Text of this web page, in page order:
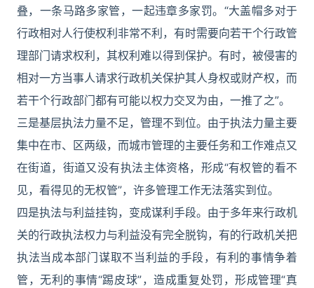
叠，一条马路多家管，一起违章多家罚。“大盖帽多对于
行政相对人行使权利非常不利，有时需要向若干个行政管
理部门请求权利，其权利难以得到保护。有时，被侵害的
相对一方当事人请求行政机关保护其人身权或财产权，而
若干个行政部门都有可能以权力交叉为由，一推了之”。
三是基层执法力量不足，管理不到位。由于执法力量主要
集中在市、区两级，而城市管理的主要任务和工作难点又
在街道，街道又没有执法主体资格，形成“有权管的看不
见，看得见的无权管”，许多管理工作无法落实到位。
四是执法与利益挂钩，变成谋利手段。由于多年来行政机
关的行政执法权力与利益没有完全脱钩，有的行政机关把
执法当成本部门谋取不当利益的手段，有利的事情争着
管，无利的事情“踢皮球”，造成重复处罚，形成管理“真